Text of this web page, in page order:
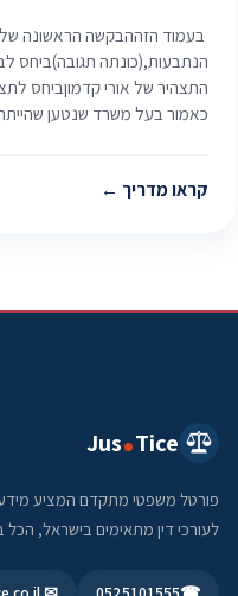
בעמוד הזההבקשה הראשונה
הנתבעות,(כונתה תגובה)ביחס
התצהיר של אורי קדמוןביחס
כאמור בעל משרד שנטען
קראו מדריך
Jus Tice
פורטל משפטי מתקדם המציע מידע
לעורכי דין מתאימים בישראל,